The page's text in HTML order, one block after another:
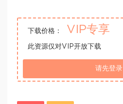
下载价格： VIP专享
此资源仅对VIP开放下载
请先登录